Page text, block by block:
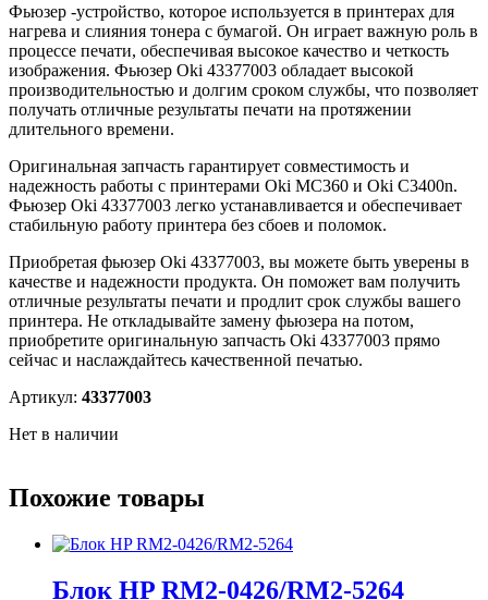
Фьюзер -устройство, которое используется в принтерах для
нагрева и слияния тонера с бумагой. Он играет важную роль в
процессе печати, обеспечивая высокое качество и четкость
изображения. Фьюзер Oki 43377003 обладает высокой
производительностью и долгим сроком службы, что позволяет
получать отличные результаты печати на протяжении
длительного времени.
Оригинальная запчасть гарантирует совместимость и
надежность работы с принтерами Oki MC360 и Oki C3400n.
Фьюзер Oki 43377003 легко устанавливается и обеспечивает
стабильную работу принтера без сбоев и поломок.
Приобретая фьюзер Oki 43377003, вы можете быть уверены в
качестве и надежности продукта. Он поможет вам получить
отличные результаты печати и продлит срок службы вашего
принтера. Не откладывайте замену фьюзера на потом,
приобретите оригинальную запчасть Oki 43377003 прямо
сейчас и наслаждайтесь качественной печатью.
Артикул: 43377003
Нет в наличии
Похожие товары
Блок HP RM2-0426/RM2-5264